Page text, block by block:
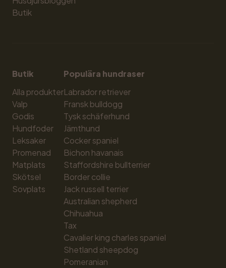
Butik
Butik
Alla produkter
Valp
Godis
Hundfoder
Leksaker
Promenad
Matplats
Skötsel
Sovplats
Populära hundraser
Labrador retriever
Fransk bulldogg
Tysk schäferhund
Jämthund
Cocker spaniel
Bichon havanais
Staffordshire bullterrier
Border collie
Jack russell terrier
Australian shepherd
Chihuahua
Tax
Cavalier king charles spaniel
Shetland sheepdog
Pomeranian